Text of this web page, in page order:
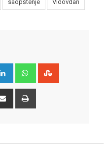
saopštenje Vidovdan
LinkedIn Whatsapp
Share